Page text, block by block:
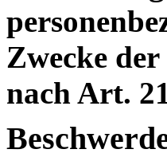
Zwecke
nach Art.